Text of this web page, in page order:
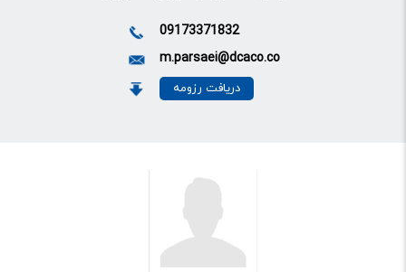
09173371832
m.parsaei@dcaco.co
دریافت رزومه